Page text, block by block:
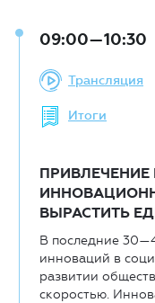
09:00—10:30
Трансляция
Итоги
ВЫРАСТИТЬ
В последние
инноваций в
развитии
скоростью.